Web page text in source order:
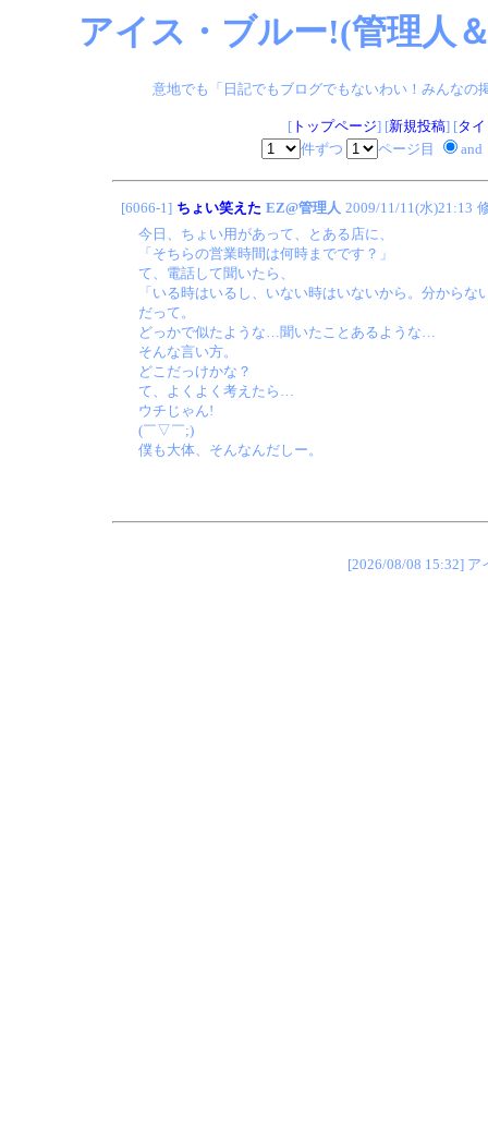
アイス・ブルー!(管理人
意地でも「日記でもブログでもないわい！みんなの
[トップページ] [新規投稿] [タ
件ずつ
ページ目 and
[6066-1] ちょい笑えた EZ@管理人 2009/11/11(水)21:13
今日、ちょい用があって、とある店に、
「そちらの営業時間は何時までです？」
て、電話して聞いたら、
「いる時はいるし、いない時はいないから。分からな
だって。
どっかで似たような…聞いたことあるような…
そんな言い方。
どこだっけかな？
て、よくよく考えたら…
ウチじゃん!
(￣▽￣;)
僕も大体、そんなんだしー。
[2026/08/08 15:32]